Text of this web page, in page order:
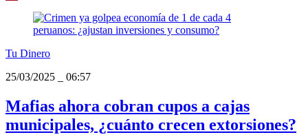
Tu Dinero
25/03/2025
06:57
Mafias ahora cobran cupos a cajas
municipales, ¿cuánto crecen extorsiones?